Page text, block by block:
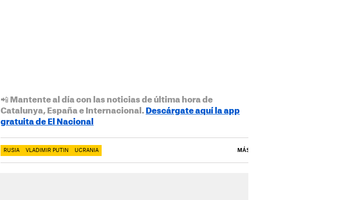
📲 Mantente al día con las noticias de última hora de
Catalunya, España e Internacional. Descárgate aquí la app
gratuita de El Nacional
RUSIA VLADIMIR PUTIN UCRANIA MÁS